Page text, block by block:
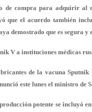
de compra para adquirir al
que el acuerdo también
demostrado que es segura
V a instituciones médicas
de la vacuna
este lunes el ministro
potente se incluyó